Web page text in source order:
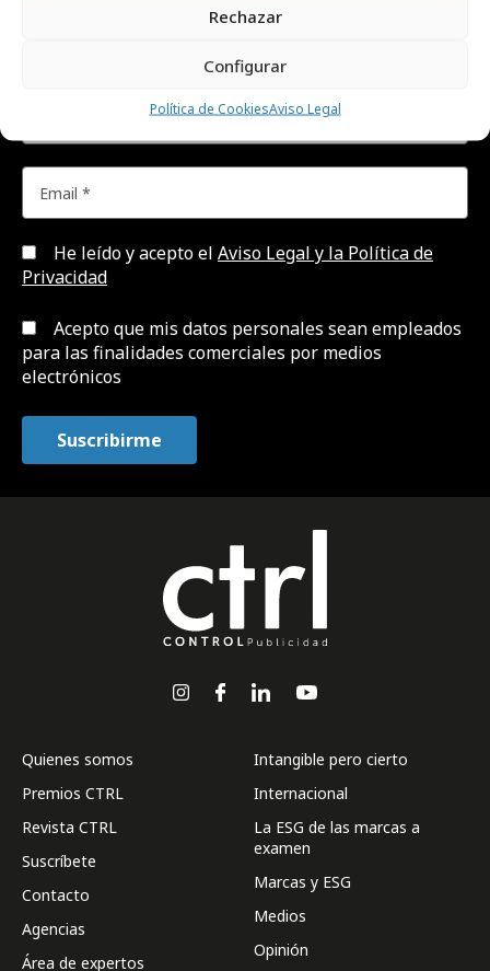
Rechazar
Configurar
Política de CookiesAviso Legal
recibir cada día el contenido más actual sobre
He leído y acepto el Aviso Legal y la Política de
Privacidad
Acepto que mis datos personales sean empleados
para las finalidades comerciales por medios
electrónicos
Quienes somos
Premios CTRL
Revista CTRL
Suscríbete
Contacto
Agencias
Área de expertos
Intangible pero cierto
Internacional
La ESG de las marcas a
examen
Marcas y ESG
Medios
Opinión